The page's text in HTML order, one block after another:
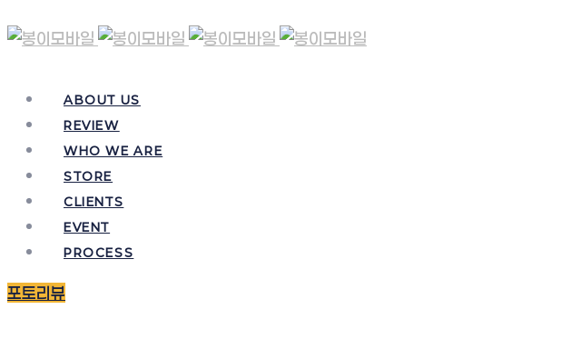
ABOUT US
REVIEW
WHO WE ARE
STORE
CLIENTS
EVENT
PROCESS
포토리뷰